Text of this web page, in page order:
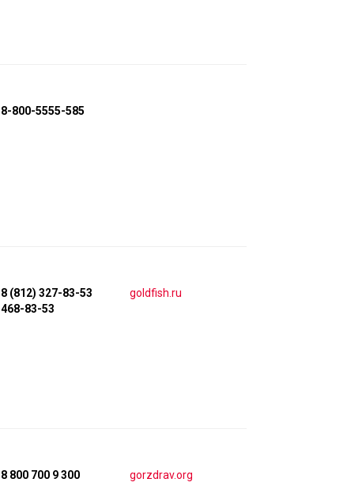
8-800-5555-585
8 (812) 327-83-53
468-83-53
goldfish.ru
8 800 700 9 300 gorzdrav.org